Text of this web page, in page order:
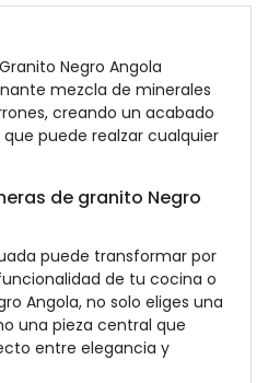
Negro Angola
mezcla de minerales
creando un acabado
puede realzar cualquier
de granito Negro
puede transformar por
de tu cocina o
Angola, no solo eliges una
una pieza central que
entre elegancia y